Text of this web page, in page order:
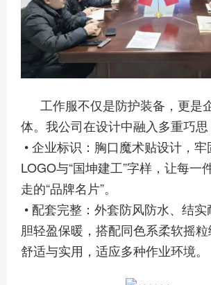
工作服不仅是防护装备，更是
体。我公司在设计中融入多重巧思
• 企业标识：胸口魔术贴设计，牢
LOGO与“国坤建工”字样，让每一
走的“品牌名片”。
• 配套完整：外套防风防水、结
胆轻盈保暖，搭配同色系柔软摇
舒适与实用，适应多种作业环境。